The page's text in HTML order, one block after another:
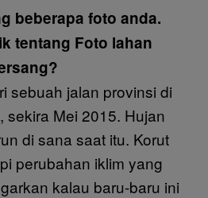
beberapa foto anda.
tentang Foto lahan
sebuah jalan provinsi di
sekira Mei 2015. Hujan
di sana saat itu. Korut
perubahan iklim yang
kalau baru-baru ini